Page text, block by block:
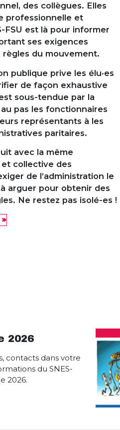
des collègues. Elles
professionnelle et
FSU est là pour informer
ses exigences
du mouvement.
publique prive les élu·es
de façon exhaustive
sous-tendue par la
pas les fonctionnaires
représentants à les
paritaires.
avec la même
collective des
de l’administration le
arguer pour obtenir des
Ne restez pas isolé-es !
2026
contacts dans votre
du SNES-
2026.